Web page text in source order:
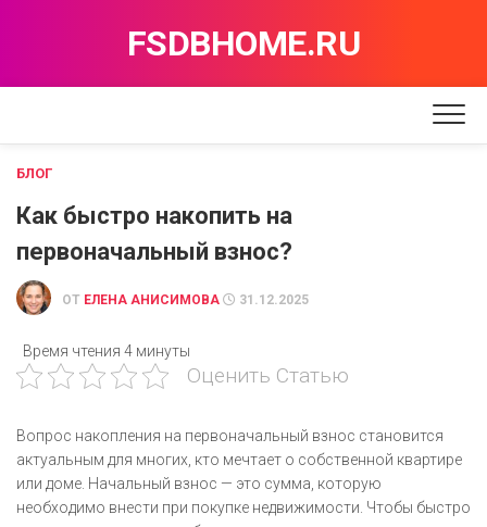
FSDBHOME.RU
БЛОГ
Как быстро накопить на
первоначальный взнос?
ОТ ЕЛЕНА АНИСИМОВА 31.12.2025
Время чтения 4 минуты
Оценить Статью
Вопрос накопления на первоначальный взнос становится
актуальным для многих, кто мечтает о собственной квартире
или доме. Начальный взнос — это сумма, которую
необходимо внести при покупке недвижимости. Чтобы быстро